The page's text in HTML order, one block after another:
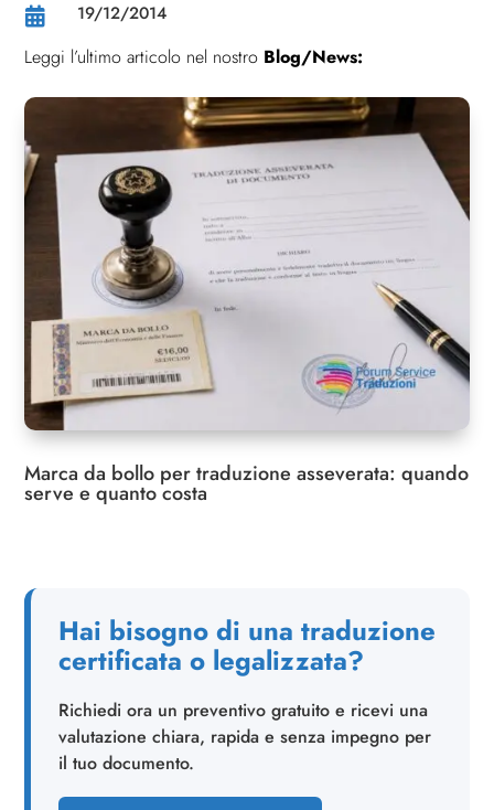
Progresso lettura:
 19/12/2014
Leggi l’ultimo articolo nel nostro Blog/News:
Marca da bollo per traduzione asseverata: quando
serve e quanto costa
Hai bisogno di una traduzione
certificata o legalizzata?
Richiedi ora un preventivo gratuito e ricevi una
valutazione chiara, rapida e senza impegno per
il tuo documento.